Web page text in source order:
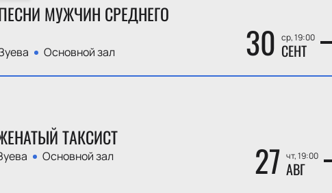
МУЖЧИН СРЕДНЕГО
Основной зал 30 ср, 19:00
СЕНТ
ТАКСИСТ
Основной зал 27 чт, 19:00
АВГ